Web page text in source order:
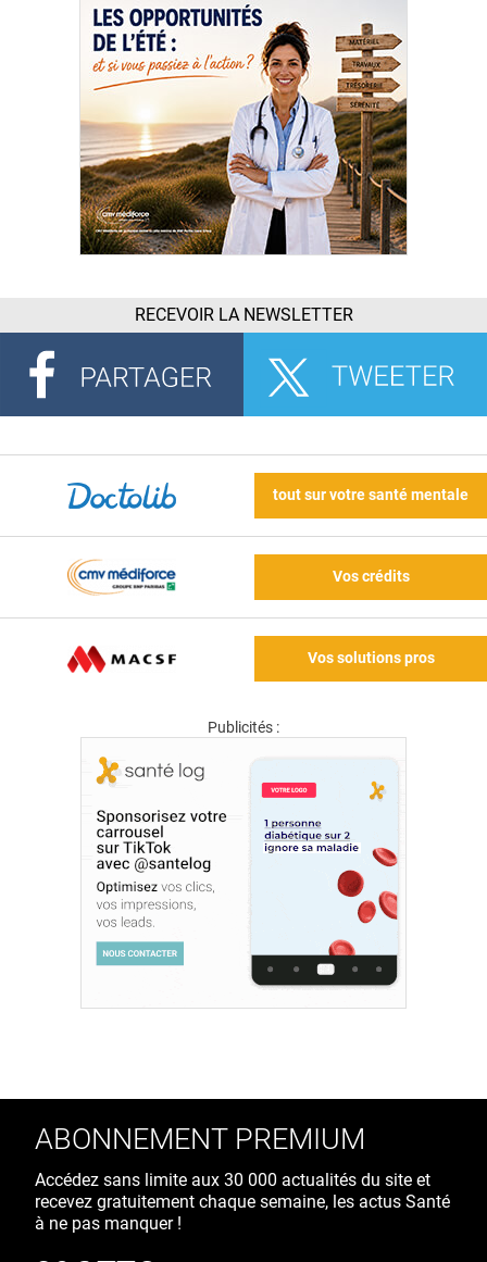
RECEVOIR LA NEWSLETTER
tout sur votre santé mentale
Vos crédits
Vos solutions pros
Publicités :
ABONNEMENT PREMIUM
Accédez sans limite aux 30 000 actualités du site et
recevez gratuitement chaque semaine, les actus Santé
à ne pas manquer !